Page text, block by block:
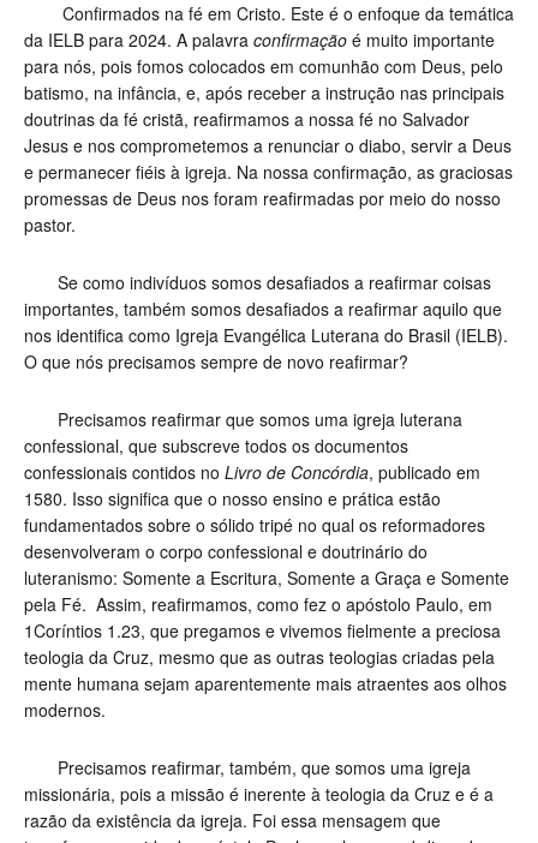
Confirmados na fé em Cristo. Este é o enfoque da temática
da IELB para 2024. A palavra confirmação é muito importante
para nós, pois fomos colocados em comunhão com Deus, pelo
batismo, na infância, e, após receber a instrução nas principais
doutrinas da fé cristã, reafirmamos a nossa fé no Salvador
Jesus e nos comprometemos a renunciar o diabo, servir a Deus
e permanecer fiéis à igreja. Na nossa confirmação, as graciosas
promessas de Deus nos foram reafirmadas por meio do nosso
pastor.
Se como indivíduos somos desafiados a reafirmar coisas
importantes, também somos desafiados a reafirmar aquilo que
nos identifica como Igreja Evangélica Luterana do Brasil (IELB).
O que nós precisamos sempre de novo reafirmar?
Precisamos reafirmar que somos uma igreja luterana
confessional, que subscreve todos os documentos
confessionais contidos no Livro de Concórdia, publicado em
1580. Isso significa que o nosso ensino e prática estão
fundamentados sobre o sólido tripé no qual os reformadores
desenvolveram o corpo confessional e doutrinário do
luteranismo: Somente a Escritura, Somente a Graça e Somente
pela Fé. Assim, reafirmamos, como fez o apóstolo Paulo, em
1Coríntios 1.23, que pregamos e vivemos fielmente a preciosa
teologia da Cruz, mesmo que as outras teologias criadas pela
mente humana sejam aparentemente mais atraentes aos olhos
modernos.
Precisamos reafirmar, também, que somos uma igreja
missionária, pois a missão é inerente à teologia da Cruz e é a
razão da existência da igreja. Foi essa mensagem que